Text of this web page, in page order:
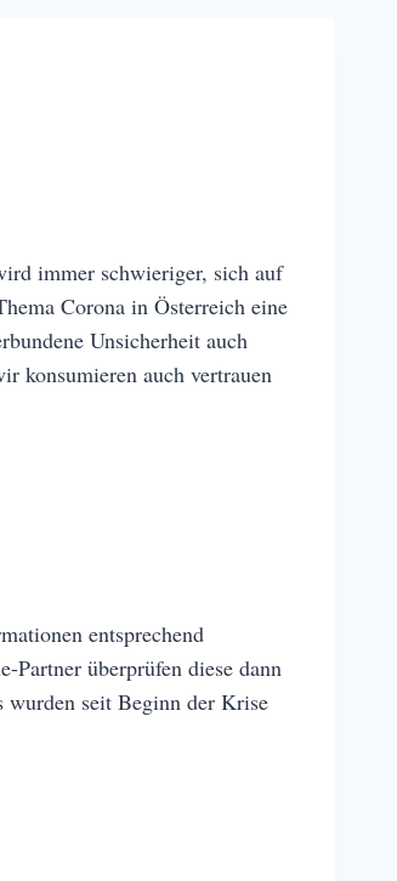
immer schwieriger, sich auf
Corona in Österreich eine
Unsicherheit auch
konsumieren auch vertrauen
entsprechend
Partner überprüfen diese dann
wurden seit Beginn der Krise